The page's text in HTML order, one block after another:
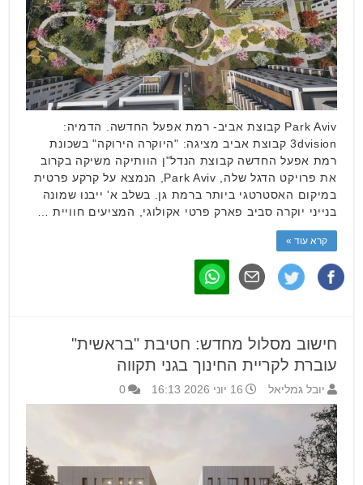
Park Aviv קבוצת אביב- רמת אפעל החדשה. הדמיה:
3dvision קבוצת אביב מציגה: "היוקרה הירוקה" בשכונת
רמת אפעל החדשה קבוצת הנדל"ן הוותיקה משיקה בקרוב
את פרויקט הדגל שלה, Park Aviv, הנמצא על קרקע פרטית
במיקום האסטרטגי ביותר ברמת גן. בשלב א' ייבנו שמונה
בנייני יוקרה סביב פארק פרטי אקולוגי, המציעים חוויית …
קרא עוד »
חישוב מסלול מחדש: חטיבת "בראשית"
עוברת לקריית החינוך בגני תקווה
יובל גמליאל 16 יוני 2026 16:13 0